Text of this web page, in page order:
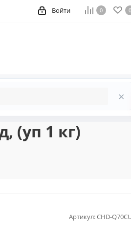
0 0
Войти
×
(уп 1 кг)
Артикул:CHD-